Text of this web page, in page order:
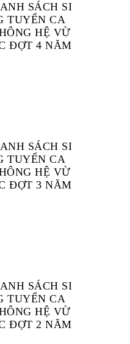
SÁCH SI
TUYỂN CA
HỆ VỪ
ĐỢT 4 NĂM
SÁCH SI
TUYỂN CA
HỆ VỪ
ĐỢT 3 NĂM
SÁCH SI
TUYỂN CA
HỆ VỪ
ĐỢT 2 NĂM